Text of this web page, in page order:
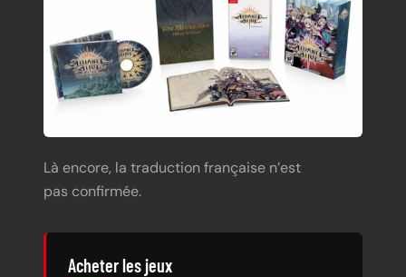
Là encore, la traduction française n’est
pas confirmée.
Acheter les jeux